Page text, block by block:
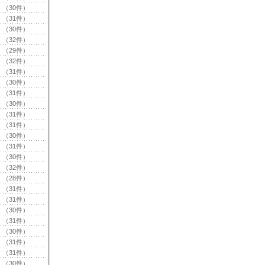
（30件）
（31件）
（30件）
（32件）
（29件）
（32件）
（31件）
（30件）
（31件）
（30件）
（31件）
（31件）
（30件）
（31件）
（30件）
（32件）
（28件）
（31件）
（31件）
（30件）
（31件）
（30件）
（31件）
（31件）
（30件）